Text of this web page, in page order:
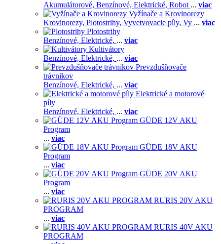
Akumulátorové, Benzínové, Elektrické, Robot ... viac
Vyžínače a Krovinorezy
Krovinorezy, Plotostrihy, Vyvetvovacie píly, Vy ... viac
Plotostrihy
Benzínové, Elektrické, ... viac
Kultivátory
Benzínové, Elektrické, ... viac
Prevzdušňovače
trávnikov
Benzínové, Elektrické, ... viac
Elektrické a motorové
píly
Benzínové, Elektrické, ... viac
GÜDE 12V AKU
Program
... viac
GÜDE 18V AKU
Program
... viac
GÜDE 20V AKU
Program
... viac
RURIS 20V AKU
PROGRAM
... viac
RURIS 40V AKU
PROGRAM